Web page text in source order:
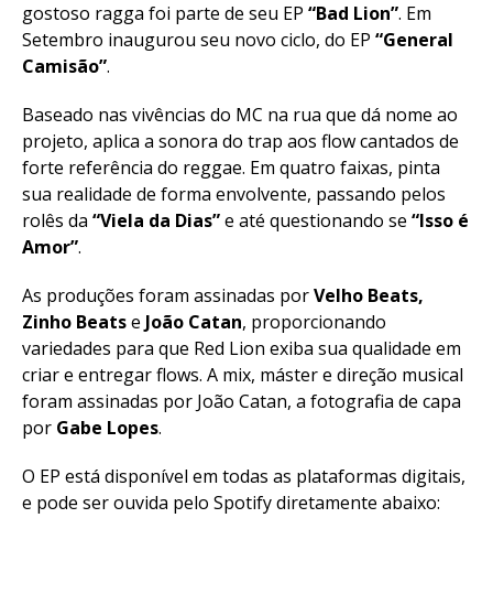
gostoso ragga foi parte de seu EP “Bad Lion”. Em
Setembro inaugurou seu novo ciclo, do EP “General
Camisão”.
Baseado nas vivências do MC na rua que dá nome ao
projeto, aplica a sonora do trap aos flow cantados de
forte referência do reggae. Em quatro faixas, pinta
sua realidade de forma envolvente, passando pelos
rolês da “Viela da Dias”e até questionando se “Isso é
Amor”.
As produções foram assinadas porVelho Beats,
Zinho Beatse João Catan, proporcionando
variedades para que Red Lion exiba sua qualidade em
criar e entregar flows. A mix, máster e direção musical
foram assinadas por João Catan, a fotografia de capa
por Gabe Lopes.
O EP está disponível em todas as plataformas digitais,
e pode ser ouvida pelo Spotify diretamente abaixo: